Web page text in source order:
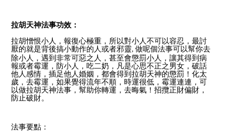
拉胡天神法事功效：
拉胡憎恨小人，報復心極重，所以對小人不可以容忍，最討
厭的就是背後搞小動作的人或者邪靈, 做呢個法事可以幫你去
除小人，遇到非常可惡之人，甚至會懲罰小人，讓其得到病
報或者霉運，防小人，吃二奶，凡是心思不正之男女，破話
他人感情，插足他人婚姻，都會得到拉胡天神的懲罰！化太
歲，去霉運，如果覺得流年不順，時運很低，霉運連連，可
以做拉胡天神法事，幫助你轉運，去晦氣！招攬正財偏財，
防止破財。
法事要點：